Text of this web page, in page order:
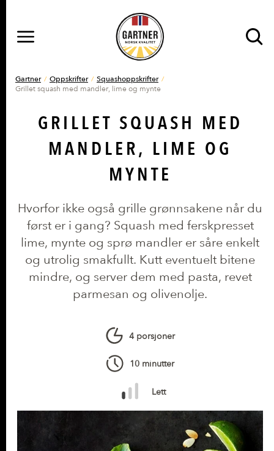
DU ER HER
Gartner Oppskrifter
Squashoppskrifter
Grillet squash med mandler, lime og mynte
GRILLET SQUASH MED
MANDLER, LIME OG
MYNTE
Hvorfor ikke også grille grønnsakene når du
først er i gang? Squash med ferskpresset
lime, mynte og sprø mandler er såre enkelt
og utrolig smakfullt. Kutt eventuelt bitene
mindre, og server dem med pasta, revet
parmesan og olivenolje.
4 porsjoner
10 minutter
Lett